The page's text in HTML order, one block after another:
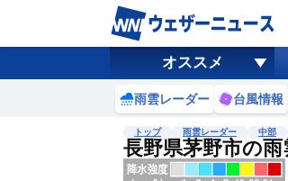
オススメ
雨雲レーダー 台風情報
トップ 雨雲レーダー 中部
長野県茅野市の